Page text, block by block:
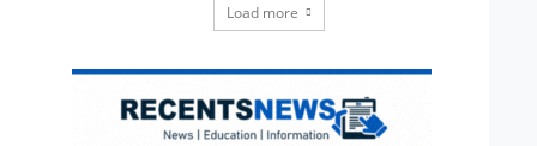
Load more